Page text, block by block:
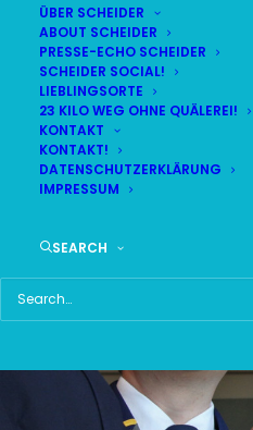
ÜBER SCHEIDER
ABOUT SCHEIDER
PRESSE-ECHO SCHEIDER
SCHEIDER SOCIAL!
LIEBLINGSORTE
23 KILO WEG OHNE QUÄLEREI!
KONTAKT
KONTAKT!
DATENSCHUTZERKLÄRUNG
IMPRESSUM
SEARCH